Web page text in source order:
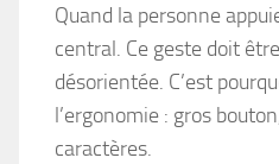
Quand la personne
central. Ce geste doit
désorientée. C’est
l’ergonomie : gros
caractères.